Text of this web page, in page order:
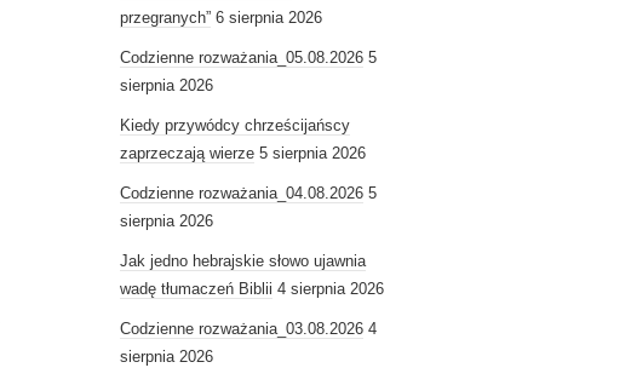
przegranych” 6 sierpnia 2026
Codzienne rozważania_05.08.2026 5
sierpnia 2026
Kiedy przywódcy chrześcijańscy
zaprzeczają wierze 5 sierpnia 2026
Codzienne rozważania_04.08.2026 5
sierpnia 2026
Jak jedno hebrajskie słowo ujawnia
wadę tłumaczeń Biblii 4 sierpnia 2026
Codzienne rozważania_03.08.2026 4
sierpnia 2026